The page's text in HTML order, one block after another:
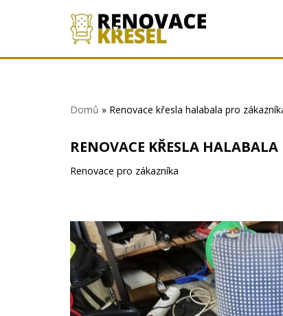
na
Domů » Renovace křesla halabala pro
RENOVACE KŘESLA
Renovace pro zákazníka